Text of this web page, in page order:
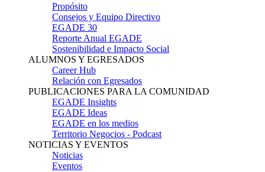
Propósito
Consejos y Equipo Directivo
EGADE 30
Reporte Anual EGADE
Sostenibilidad e Impacto Social
ALUMNOS Y EGRESADOS
Career Hub
Relación con Egresados
PUBLICACIONES PARA LA COMUNIDAD
EGADE Insights
EGADE Ideas
EGADE en los medios
Territorio Negocios - Podcast
NOTICIAS Y EVENTOS
Noticias
Eventos